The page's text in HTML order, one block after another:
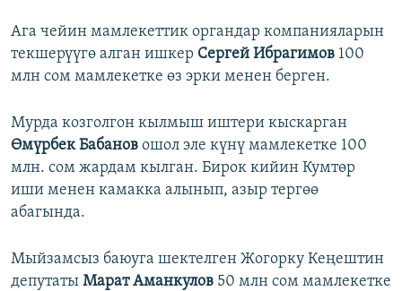
Ага чейин мамлекеттик органдар компанияларын
текшерүүгө алган ишкер Сергей Ибрагимов 100
млн сом мамлекетке өз эрки менен берген.
Мурда козголгон кылмыш иштери кыскарган
Өмүрбек Бабанов ошол эле күнү мамлекетке 100
млн. сом жардам кылган. Бирок кийин Кумтөр
иши менен камакка алынып, азыр тергөө
абагында.
Мыйзамсыз баюуга шектелген Жогорку Кеңештин
депутаты Марат Аманкулов 50 млн сом мамлекетке